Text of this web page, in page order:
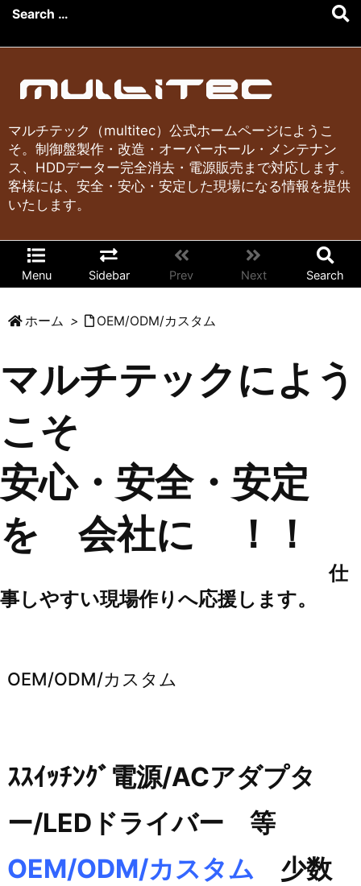
マルチテック（multitec）公式ホームページにようこ
そ。制御盤製作・改造・オーバーホール・メンテナン
ス、HDDデーター完全消去・電源販売まで対応します。
客様には、安全・安心・安定した現場になる情報を提供
いたします。
Menu Sidebar Prev Next Search
ホーム > OEM/ODM/カスタム
マルチテックによう
こそ
安心・安全・安定
を 会社に ！！
仕
事しやすい現場作りへ応援します。
OEM/ODM/カスタム
ｽｽｲｯﾁﾝｸﾞ電源/ACアダプタ
ー/LEDドライバー 等
OEM/ODM/カスタム 少数